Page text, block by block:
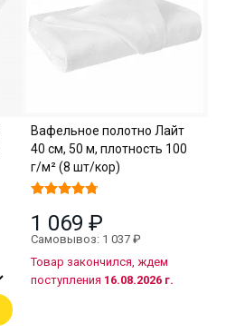
Вафельное полотно Лайт
40 см, 50 м, плотность 100
г/м² (8 шт/кор)
1 069 ₽
Самовывоз: 1 037 ₽
Товар закончился, ждем
поступления 16.08.2026 г.